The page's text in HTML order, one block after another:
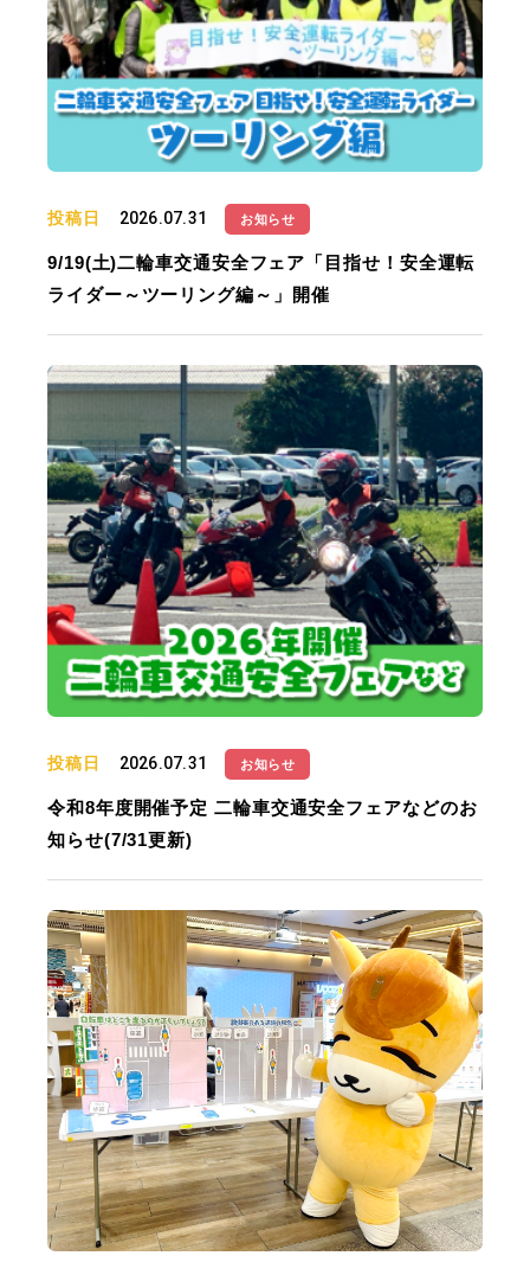
投稿日 2026.07.31 お知らせ
9/19(土)二輪車交通安全フェア「目指せ！安全運転
ライダー～ツーリング編～」開催
投稿日 2026.07.31 お知らせ
令和8年度開催予定 二輪車交通安全フェアなどのお
知らせ(7/31更新)